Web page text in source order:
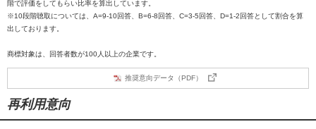
階で評価をしてもらい比率を算出しています。
※10段階聴取については、A=9-10回答、B=6-8回答、C=3-5回答、D=1-2回答として割合を算
出しております。
商標対象は、回答者数が100人以上の企業です。
推奨意向データ（PDF）
再利用意向